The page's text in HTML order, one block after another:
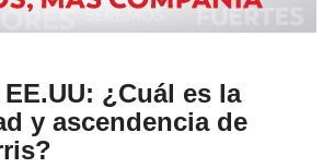
¿Cuál es la
y ascendencia de